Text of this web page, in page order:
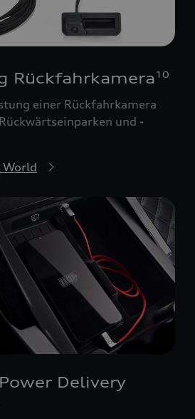
Rückfahrkamera 10
einer Rückfahrkamera
und -
World
Delivery